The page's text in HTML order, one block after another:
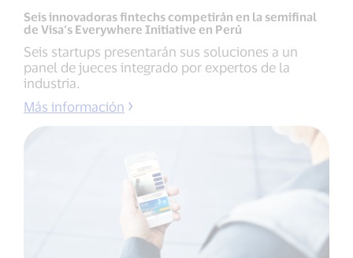
Seis innovadoras fintechs competirán en la semifinal
de Visa’s Everywhere Initiative en Perú
Seis startups presentarán sus soluciones a un
panel de jueces integrado por expertos de la
industria.
Más información